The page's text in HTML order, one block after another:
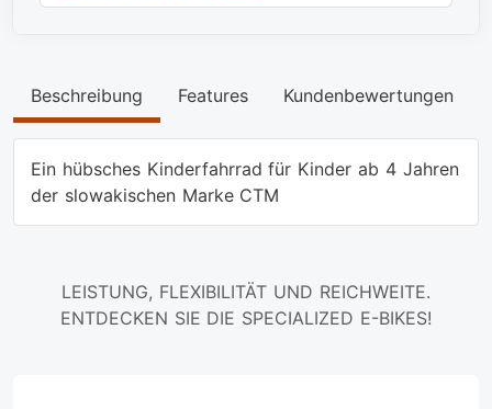
Beschreibung Features Kundenbewertungen
Ein hübsches Kinderfahrrad für Kinder ab 4 Jahren
der slowakischen Marke CTM
LEISTUNG, FLEXIBILITÄT UND REICHWEITE.
ENTDECKEN SIE DIE SPECIALIZED E-BIKES!